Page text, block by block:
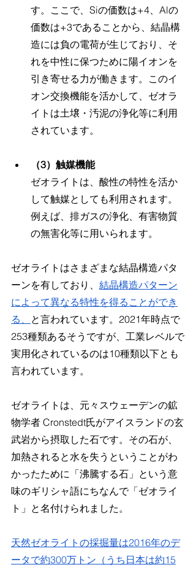
す。ここで、Siの価数は+4、Alの
価数は+3であることから、結晶構
造には負の電荷が生じており、そ
れを中性に保つために陽イオンを
引き寄せる力が働きます。このイ
オン交換機能を活かして、ゼオラ
イトは土壌・汚泥の浄化等に利用
されています。
（3）触媒機能
ゼオライトは、酸性の特性を活か
して触媒としても利用されます。
例えば、排ガスの浄化、有害物質
の無害化等に用いられます。
ゼオライトはさまざまな結晶構造パタ
ーンを有しており、 結晶構造パターン
によって異なる特性を得ることができ
る、 と言われています。2021年時点で
253種類あるそうですが、工業レベルで
実用化されているのは10種類以下とも
言われています。
ゼオライトは、元々スウェーデンの鉱
物学者 Cronstedt氏がアイスランドの玄
武岩から摂取した石です。その石が、
加熱されると水を失うということがわ
かったために「沸騰する石」という意
味のギリシャ語にちなんで「ゼオライ
ト」と名付けられました。
天然ゼオライトの採掘量は2016年のデ
ータで約300万トン（うち日本は約15